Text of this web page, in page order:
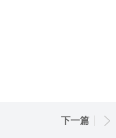
下一篇